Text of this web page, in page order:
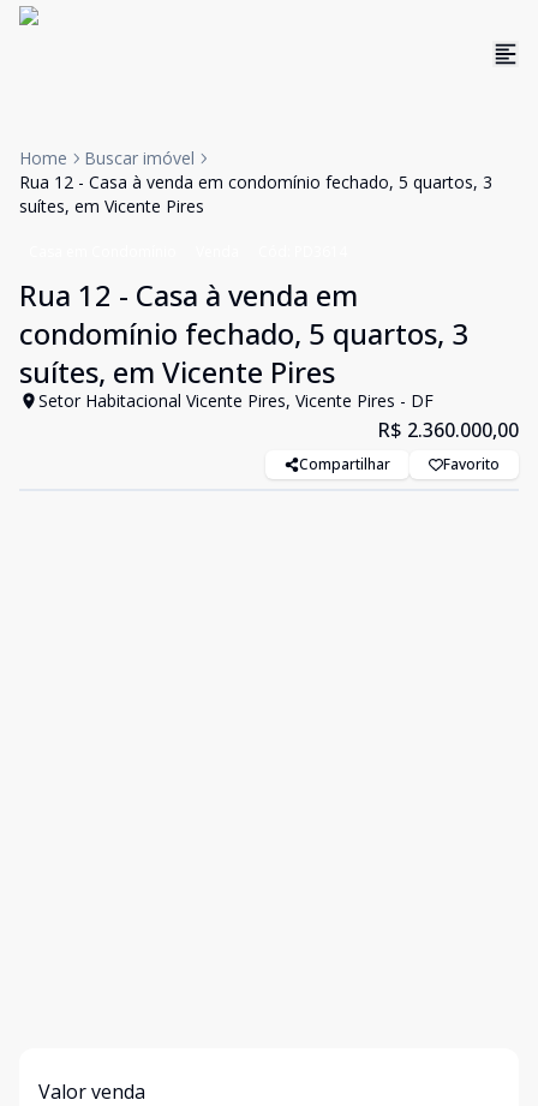
Home
Buscar imóvel
Rua 12 - Casa à venda em condomínio fechado, 5 quartos, 3
suítes, em Vicente Pires
Rua 12 - Casa à venda em
condomínio fechado, 5 quartos, 3
suítes, em Vicente Pires
Setor Habitacional Vicente Pires, Vicente Pires - DF
R$ 2.360.000,00
Compartilhar Favorito
Valor venda